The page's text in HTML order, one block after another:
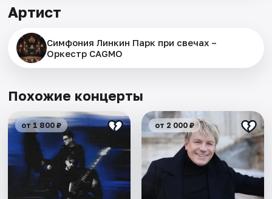
Артист
Симфония Линкин Парк при свечах –
Оркестр CAGMO
Похожие концерты
от 1 800 ₽ от 2 000 ₽